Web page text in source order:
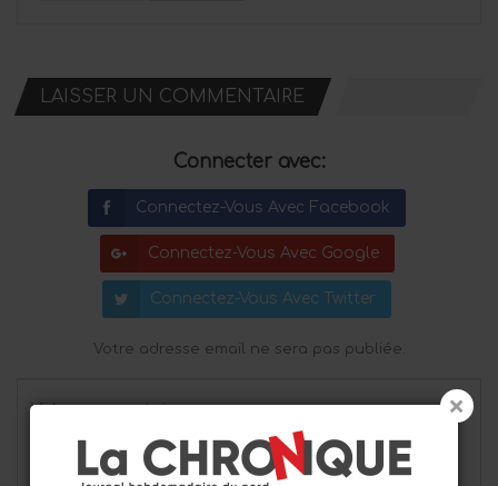
LAISSER UN COMMENTAIRE
Connecter avec:
Connectez-Vous Avec Facebook
Connectez-Vous Avec Google
Connectez-Vous Avec Twitter
Votre adresse email ne sera pas publiée.